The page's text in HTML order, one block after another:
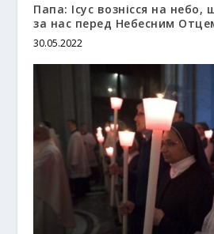
Папа: Ісус вознісся на небо,
за нас перед Небесним
30.05.2022